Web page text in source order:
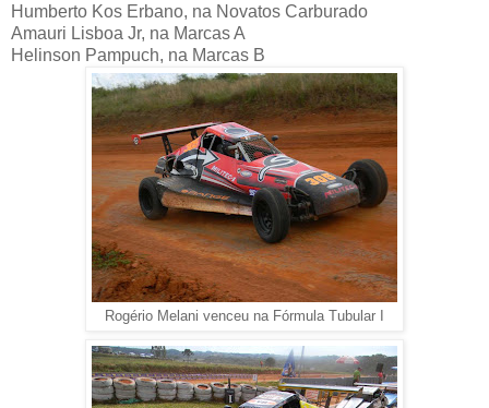
Humberto Kos Erbano, na Novatos Carburado
Amauri Lisboa Jr, na Marcas A
Helinson Pampuch, na Marcas B
Rogério Melani venceu na Fórmula Tubular I